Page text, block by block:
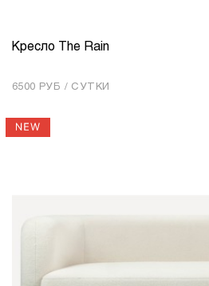
КОЛИЧЕСТВО 1
Кресло The Rain
6500 РУБ / СУТКИ